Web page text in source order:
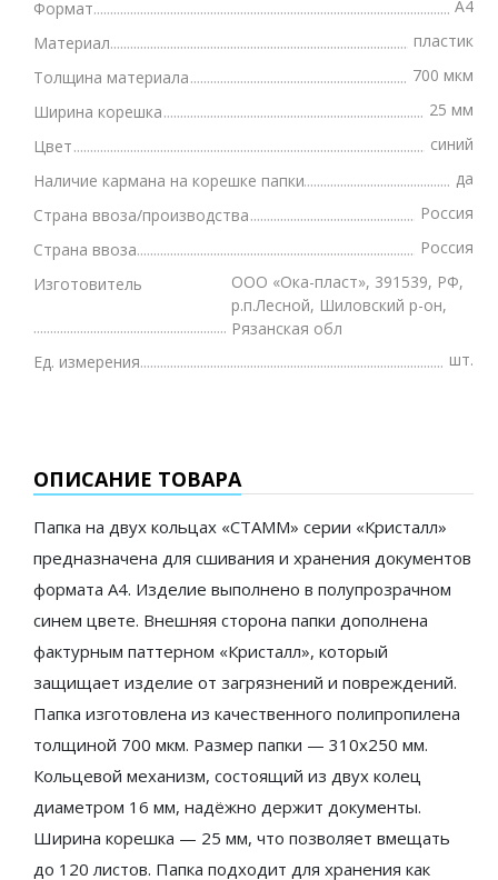
Формат
А4
Материал
пластик
Толщина материала
700 мкм
Ширина корешка
25 мм
Цвет
синий
Наличие кармана на корешке папки
да
Страна ввоза/производства
Россия
Страна ввоза
Россия
Изготовитель
ООО «Ока-пласт», 391539, РФ,
р.п.Лесной, Шиловский р-он,
Рязанская обл
Ед. измерения
шт.
ОПИСАНИЕ ТОВАРА
Папка на двух кольцах «СТАММ» серии «Кристалл»
предназначена для сшивания и хранения документов
формата А4. Изделие выполнено в полупрозрачном
синем цвете. Внешняя сторона папки дополнена
фактурным паттерном «Кристалл», который
защищает изделие от загрязнений и повреждений.
Папка изготовлена из качественного полипропилена
толщиной 700 мкм. Размер папки — 310х250 мм.
Кольцевой механизм, состоящий из двух колец
диаметром 16 мм, надёжно держит документы.
Ширина корешка — 25 мм, что позволяет вмещать
до 120 листов. Папка подходит для хранения как